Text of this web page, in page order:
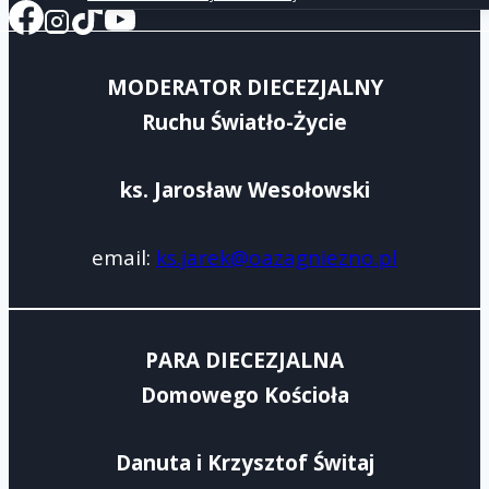
MODERATOR DIECEZJALNY
Ruchu Światło-Życie
ks. Jarosław Wesołowski
email: ks.jarek@oazagniezno.pl
PARA DIECEZJALNA
Domowego Kościoła
Danuta i Krzysztof Świtaj